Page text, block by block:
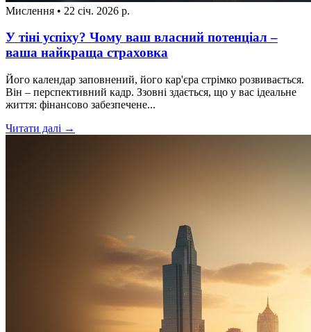
Мислення • 22 січ. 2026 р.
У тіні успіху? Чому ваш власний потенціал –
ваша найкраща страховка
Його календар заповнений, його кар'єра стрімко розвивається.
Він – перспективний кадр. Ззовні здається, що у вас ідеальне
життя: фінансово забезпечене...
Читати далі →